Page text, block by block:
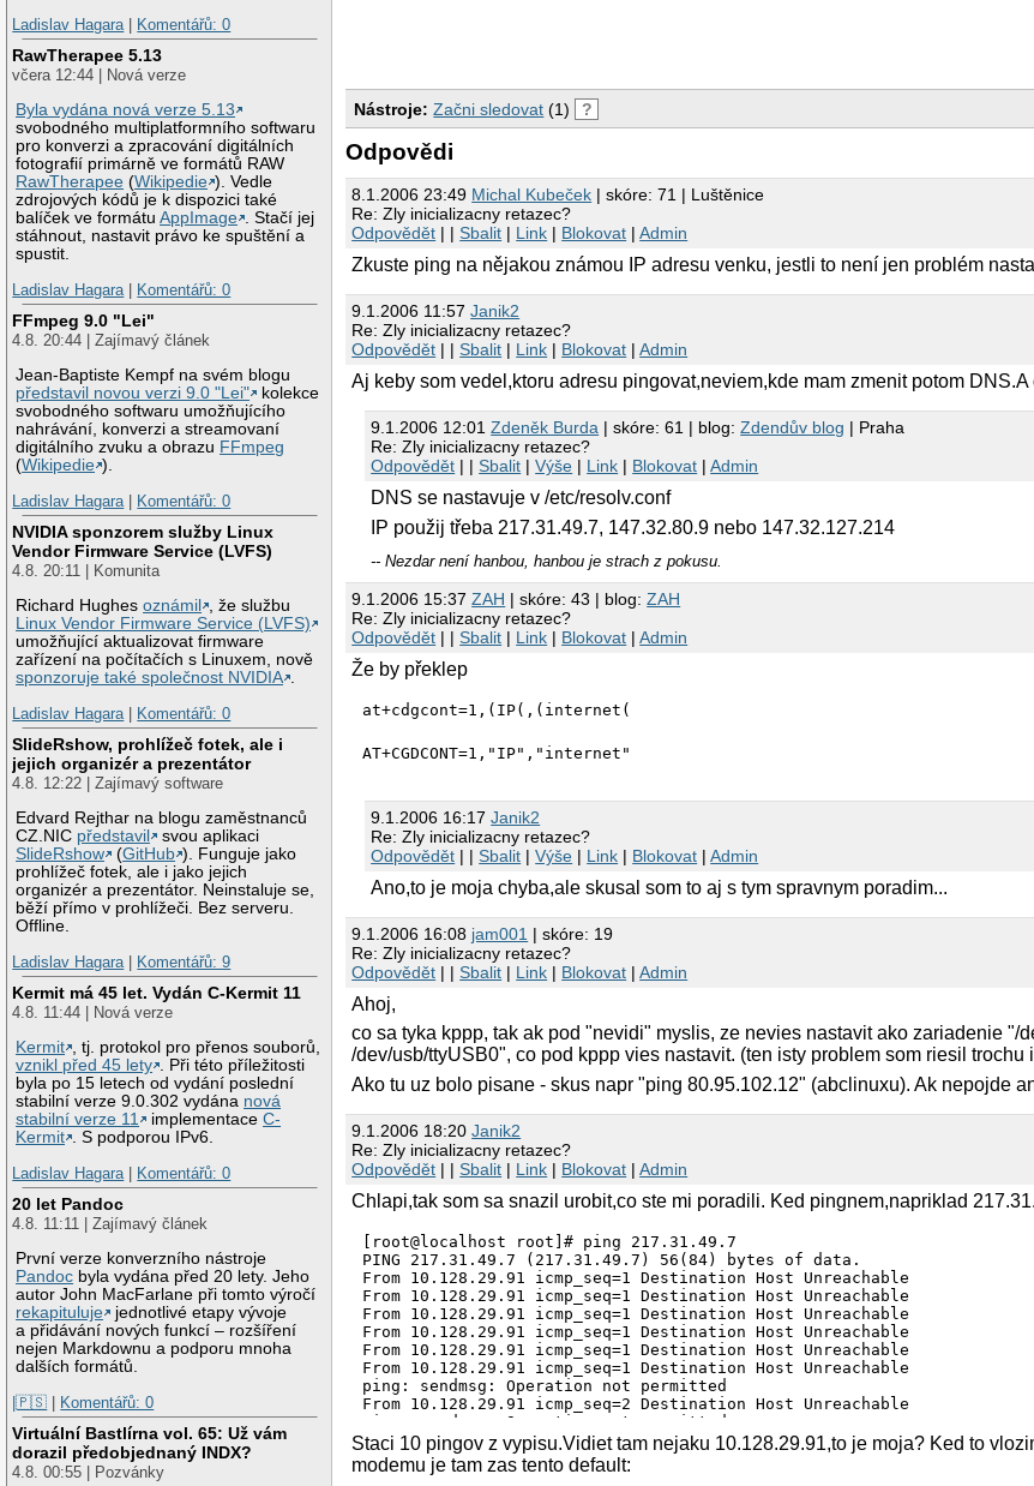
Ladislav Hagara
Komentářů: 0
RawTherapee 5.13
včera 12:44 | Nová verze
Byla vydána nová verze 5.13
svobodného multiplatformního softwaru
pro konverzi a zpracování digitálních
fotografií primárně ve formátů RAW
RawTherapee (Wikipedie ). Vedle
zdrojových kódů je k dispozici také
balíček ve formátuAppImage . Stačí jej
stáhnout, nastavit právo ke spuštění a
spustit.
Ladislav Hagara
Komentářů: 0
FFmpeg 9.0 "Lei"
4.8. 20:44 | Zajímavý článek
Jean-Baptiste Kempf na svém blogu
představil novou verzi 9.0 "Lei"
kolekce
svobodného softwaru umožňujícího
nahrávání, konverzi a streamovaní
digitálního zvuku a obrazu FFmpeg
(Wikipedie ).
Ladislav Hagara
Komentářů: 0
NVIDIA sponzorem služby Linux
Vendor Firmware Service (LVFS)
4.8. 20:11 | Komunita
Richard Hughesoznámil
, že službu
Linux Vendor Firmware Service (LVFS)
umožňující aktualizovat firmware
zařízení na počítačích s Linuxem, nově
sponzoruje také společnost NVIDIA .
Ladislav Hagara | Komentářů: 0
SlideRshow, prohlížeč fotek, ale i
jejich organizér a prezentátor
4.8. 12:22 | Zajímavý software
Edvard Rejthar na blogu zaměstnanců
CZ.NIC představil
svou aplikaci
SlideRshow
(GitHub ). Funguje jako
prohlížeč fotek, ale i jako jejich
organizér a prezentátor. Neinstaluje se,
běží přímo v prohlížeči. Bez serveru.
Offline.
Ladislav Hagara | Komentářů: 9
Kermit má 45 let. Vydán C-Kermit 11
4.8. 11:44 | Nová verze
Kermit , tj. protokol pro přenos souborů,
vznikl před 45 lety . Při této příležitosti
byla po 15 letech od vydání poslední
stabilní verze 9.0.302 vydána nová
stabilní verze 11
implementaceC-
Kermit . S podporou IPv6.
Ladislav Hagara | Komentářů: 0
20 let Pandoc
4.8. 11:11 | Zajímavý článek
První verze konverzního nástroje
Pandoc byla vydána před 20 lety. Jeho
autor John MacFarlane při tomto výročí
rekapituluje
jednotlivé etapy vývoje
a přidávání nových funkcí – rozšíření
nejen Markdownu a podporu mnoha
dalších formátů.
|🇵🇸 | Komentářů: 0
Virtuální Bastlírna vol. 65: Už vám
dorazil předobjednaný INDX?
4.8. 00:55 | Pozvánky
ATDT*99#
CONNECT
~[7f]}#@!}!} } }2}#}$@#}!}$}%\}"}&} }*} } g}%~
--> Carrier detected.  Waiting for prompt.
~[7f]}#@!}!} } }2}#}$@#}!}$}%\}"}&} }*} } g}%~
--> PPP negotiation detected.
--> Starting pppd at Sun Jan  8 22:00:01 2006
.. connection successfully established.
PPP-assigned DNS configuration has been set.
Nástroje: Začni sledovat (1) ?
Odpovědi
8.1.2006 23:49 Michal Kubeček | skóre: 71 | Luštěnice
Re: Zly inicializacny retazec?
Odpovědět | |Sbalit | Link | Blokovat |Admin
Zkuste ping na nějakou známou IP adresu venku, jestli to není jen problém
9.1.2006 11:57Janik2
Re: Zly inicializacny retazec?
Odpovědět | |Sbalit | Link | Blokovat |Admin
Aj keby som vedel,ktoru adresu pingovat,neviem,kde mam zmenit potom
9.1.2006 12:01Zdeněk Burda | skóre: 61 | blog:Zdendův blog | Praha
Re: Zly inicializacny retazec?
Odpovědět | |Sbalit |Výše | Link | Blokovat |Admin
DNS se nastavuje v /etc/resolv.conf
IP použij třeba 217.31.49.7, 147.32.80.9 nebo 147.32.127.214
-- Nezdar není hanbou, hanbou je strach z pokusu.
9.1.2006 15:37ZAH | skóre: 43 | blog:ZAH
Re: Zly inicializacny retazec?
Odpovědět | |Sbalit | Link | Blokovat |Admin
Že by překlep
at+cdgcont=1,(IP(,(internet(
AT+CGDCONT=1,"IP","internet"
9.1.2006 16:17Janik2
Re: Zly inicializacny retazec?
Odpovědět | |Sbalit |Výše | Link | Blokovat |Admin
Ano,to je moja chyba,ale skusal som to aj s tym spravnym poradim...
9.1.2006 16:08 jam001 | skóre: 19
Re: Zly inicializacny retazec?
Odpovědět | |Sbalit | Link | Blokovat |Admin
Ahoj,
co sa tyka kppp, tak ak pod "nevidi" myslis, ze nevies nastavit ako zariadenie "/
/dev/usb/ttyUSB0", co pod kppp vies nastavit. (ten isty problem som riesil
Ako tu uz bolo pisane - skus napr "ping 80.95.102.12" (abclinuxu). Ak nepojde
9.1.2006 18:20Janik2
Re: Zly inicializacny retazec?
Odpovědět | |Sbalit | Link | Blokovat |Admin
Chlapi,tak som sa snazil urobit,co ste mi poradili. Ked pingnem,napriklad
[root@localhost root]# ping 217.31.49.7
PING 217.31.49.7 (217.31.49.7) 56(84) bytes of data.
From 10.128.29.91 icmp_seq=1 Destination Host Unreachable
From 10.128.29.91 icmp_seq=1 Destination Host Unreachable
From 10.128.29.91 icmp_seq=1 Destination Host Unreachable
From 10.128.29.91 icmp_seq=1 Destination Host Unreachable
From 10.128.29.91 icmp_seq=1 Destination Host Unreachable
From 10.128.29.91 icmp_seq=1 Destination Host Unreachable
ping: sendmsg: Operation not permitted
From 10.128.29.91 icmp_seq=2 Destination Host Unreachable
ping: sendmsg: Operation not permitted
From 10.128.29.91 icmp_seq=3 Destination Host Unreachable
ping: sendmsg: Operation not permitted
From 10.128.29.91 icmp_seq=4 Destination Host Unreachable
Staci 10 pingov z vypisu.Vidiet tam nejaku 10.128.29.91,to je moja? Ked to
modemu je tam zas tento default: